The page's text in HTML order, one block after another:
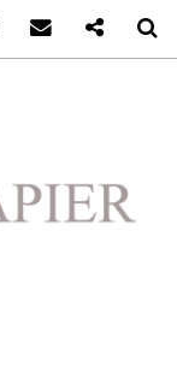
InstagramEmail Ko-Fi